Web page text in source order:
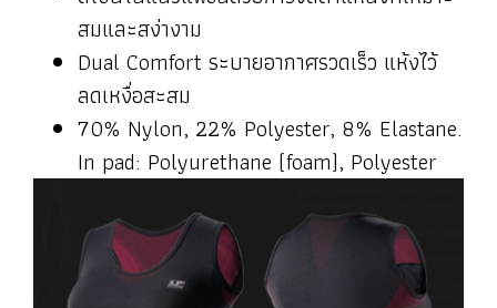
สมและสง่างาม
Dual Comfort ระบายอากาศรวดเร็ว แห้งไว้
ลดเหงื่อสะสม
70% Nylon, 22% Polyester, 8% Elastane.
In pad: Polyurethane (foam), Polyester